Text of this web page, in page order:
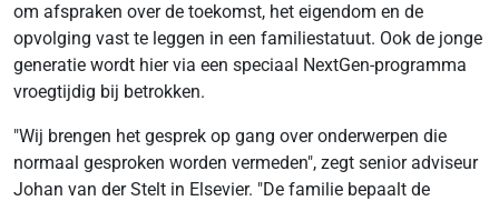
om afspraken over de toekomst, het eigendom en de
opvolging vast te leggen in een familiestatuut. Ook de jonge
generatie wordt hier via een speciaal NextGen-programma
vroegtijdig bij betrokken.
"Wij brengen het gesprek op gang over onderwerpen die
normaal gesproken worden vermeden", zegt senior adviseur
Johan van der Stelt in Elsevier. "De familie bepaalt de